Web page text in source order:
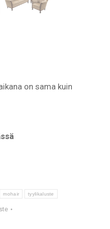
on sama kuin
mohair tyylikaluste